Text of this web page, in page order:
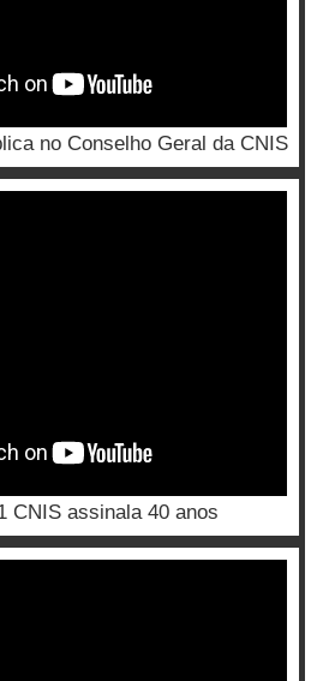
no Conselho Geral da CNIS
CNIS assinala 40 anos